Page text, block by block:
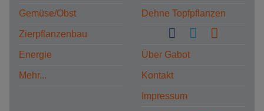
Gemüse/Obst
Zierpflanzenbau
Energie
Mehr...
Dehne Topfpflanzen
Über Gabot
Kontakt
Impressum